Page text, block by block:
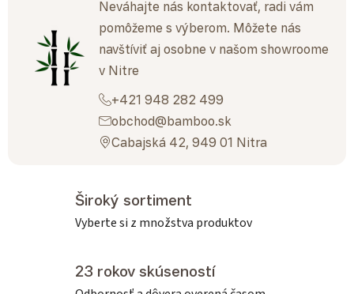
Neváhajte nás kontaktovať, radi vám
pomôžeme s výberom. Môžete nás
navštíviť aj osobne v našom showroome
v Nitre
+421 948 282 499
obchod@bamboo.sk
Cabajská 42, 949 01 Nitra
Široký sortiment
Vyberte si z množstva produktov
23 rokov skúseností